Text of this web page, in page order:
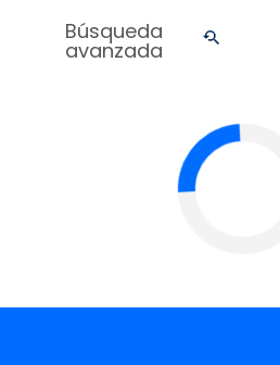
Búsqueda
avanzada